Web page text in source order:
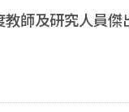
師及研究人員傑